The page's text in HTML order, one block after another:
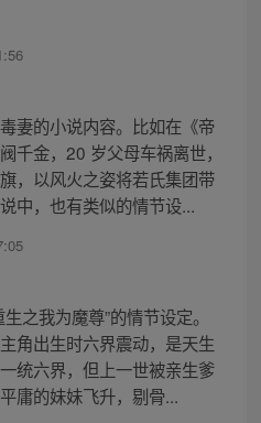
妻的小说内容。比如在《帝
千金，20 岁父母车祸离世，
，以风火之姿将若氏集团带
中，也有类似的情节设...
之我为魔尊”的情节设定。
角出生时六界震动，是天生
统六界，但上一世被亲生爹
庸的妹妹飞升，剔骨...